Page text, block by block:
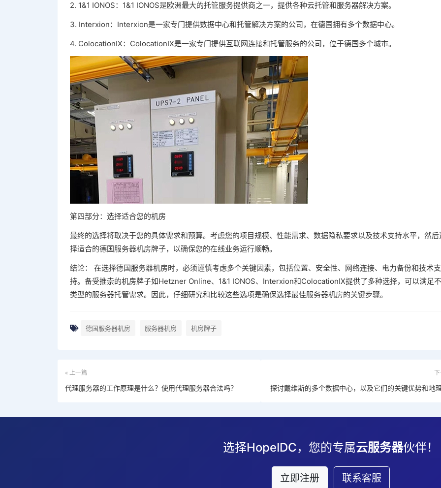
2. 1&1 IONOS：1&1 IONOS是欧洲最大的托管服务提供商之一，提供各种云托管和服务器解决方案。
3. Interxion：Interxion是一家专门提供数据中心和托管解决方案的公司，在德国拥有多个数据中心。
4. ColocationIX：ColocationIX是一家专门提供互联网连接和托管服务的公司，位于德国多个城市。
第四部分：选择适合您的机房
最终的选择将取决于您的具体需求和预算。考虑您的项目规模、性能需求、数据隐私要求以及技术支持水平，然后
择适合的德国服务器机房牌子，以确保您的在线业务运行顺畅。
结论： 在选择德国服务器机房时，必须谨慎考虑多个关键因素，包括位置、安全性、网络连接、电力备份和技术支
持。备受推崇的机房牌子如Hetzner Online、1&1 IONOS、Interxion和ColocationIX提供了多种选择，可以满足
类型的服务器托管需求。因此，仔细研究和比较这些选项是确保选择最佳服务器机房的关键步骤。
德国服务器机房 服务器机房 机房牌子
« 上一篇
代理服务器的工作原理是什么？使用代理服务器合法吗？ 探讨戴维斯的多个数据中心，以及它们的关键优势和地
选择HopeIDC，您的专属云服务器伙伴！
立即注册 联系客服